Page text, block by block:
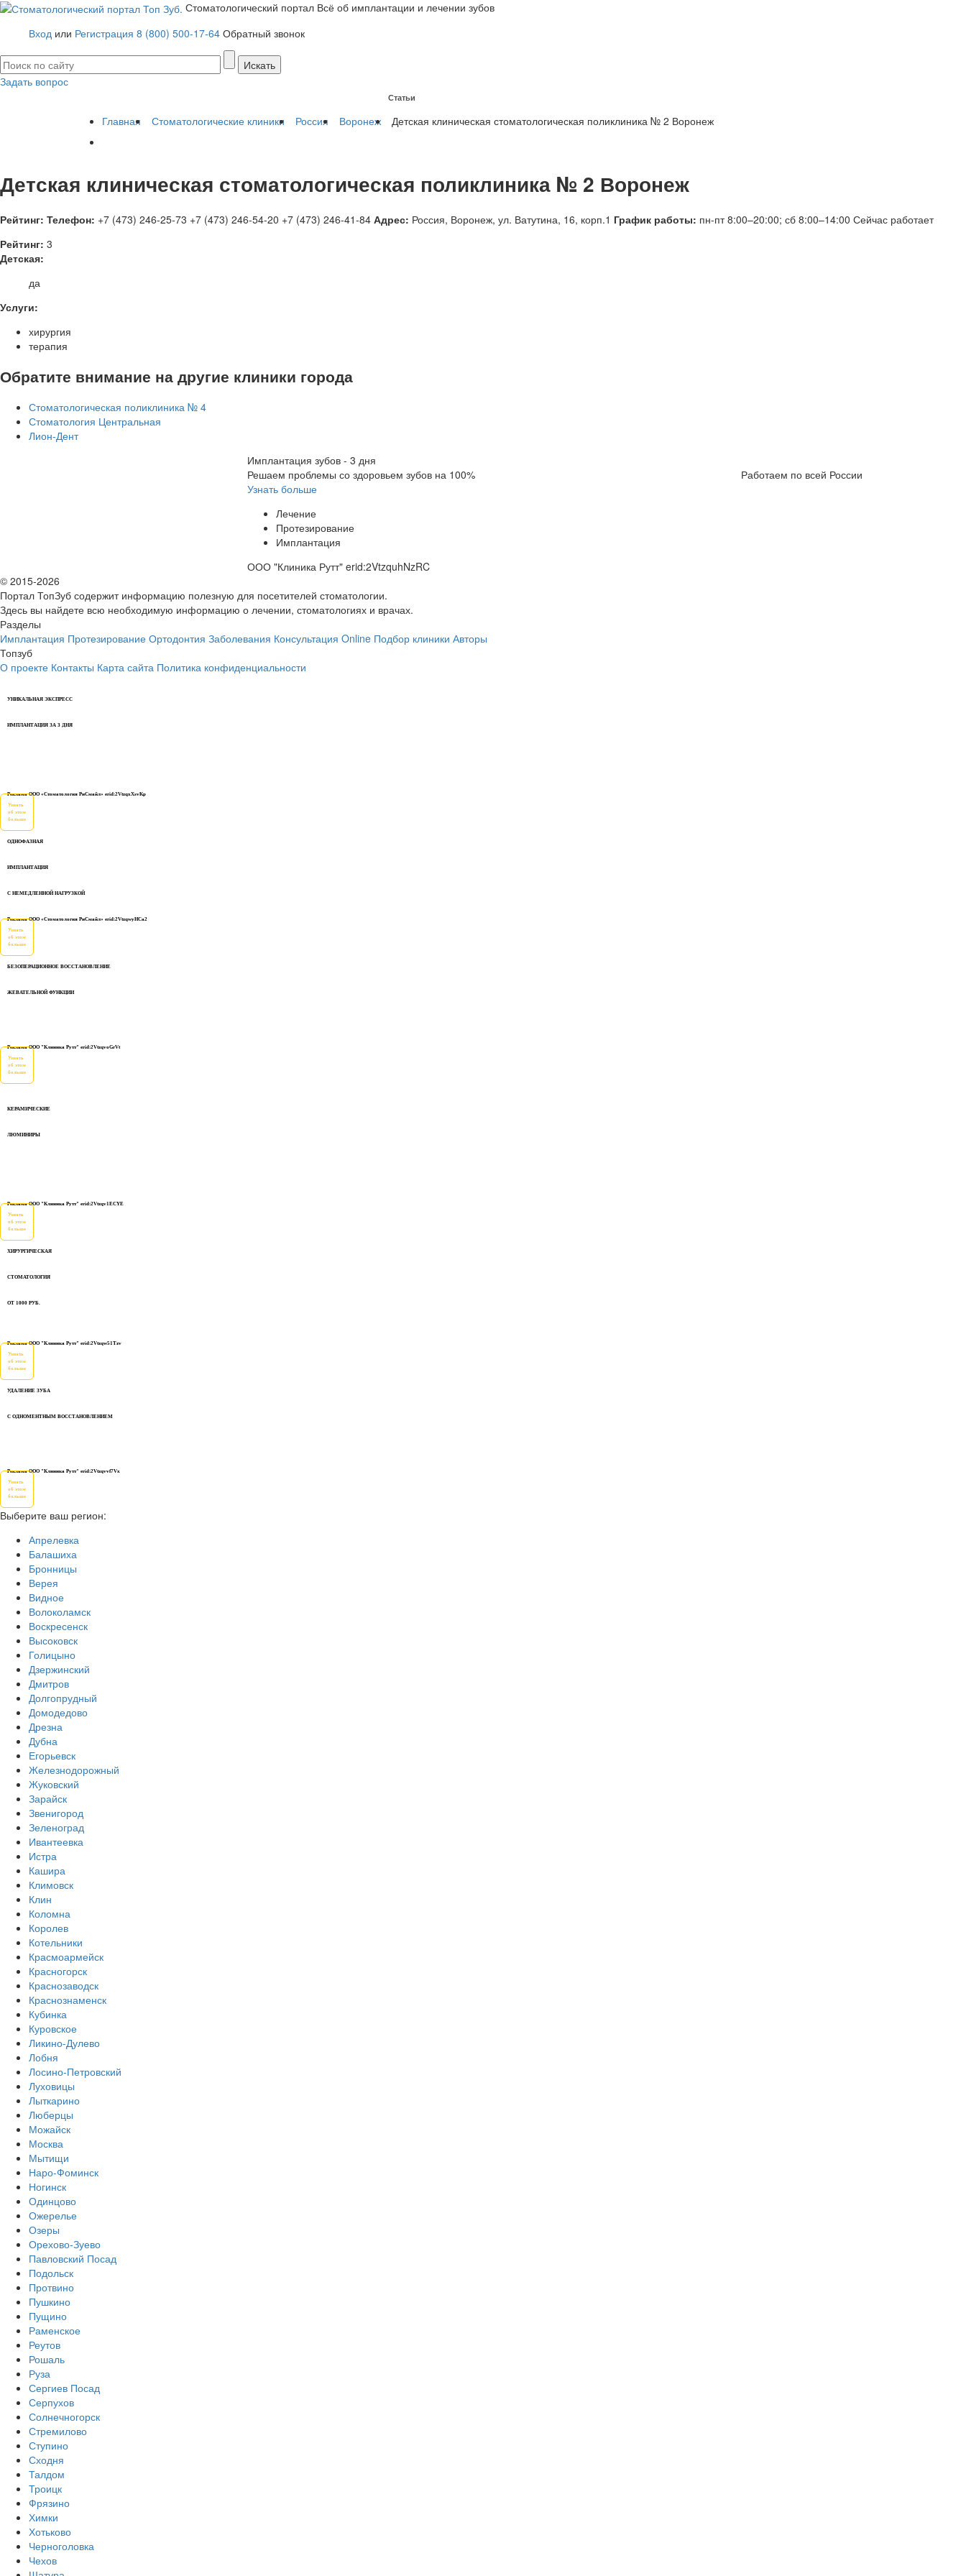
Стоматологический портал Всё об имплантации и лечении зубов
Вход или Регистрация 8 (800) 500-17-64 Обратный звонок
Задать вопрос
Статьи
Главная Стоматологические клиники Россия Воронеж Детская клиническая стоматологическая поликлиника № 2 Воронеж
Детская клиническая стоматологическая поликлиника № 2 Воронеж
Рейтинг: Телефон: +7 (473) 246-25-73 +7 (473) 246-54-20 +7 (473) 246-41-84 Адрес: Россия, Воронеж, ул. Ватутина, 16, корп.1 График работы: пн-пт 8:00–20:00; сб 8:00–14:00 Сейчас работает
Рейтинг: 3
Детская:
да
Услуги:
хирургия
терапия
Обратите внимание на другие клиники города
Стоматологическая поликлиника № 4
Стоматология Центральная
Лион-Дент
Имплантация зубов - 3 дня
Решаем проблемы со здоровьем зубов на 100%
Узнать больше
Лечение
Протезирование
Имплантация
ООО "Клиника Рутт" erid:2VtzquhNzRC
Работаем по всей России
© 2015-2026
Портал ТопЗуб содержит информацию полезную для посетителей стоматологии.
Здесь вы найдете всю необходимую информацию о лечении, стоматологиях и врачах.
Разделы
Имплантация Протезирование Ортодонтия Заболевания Консультация Online Подбор клиники Авторы
Топзуб
О проекте Контакты Карта сайта Политика конфиденциальности
УНИКАЛЬНАЯ ЭКСПРЕСС
ИМПЛАНТАЦИЯ ЗА 3 ДНЯ
Реклама ООО «Стоматология РиСмайл» erid:2VtzqxXsvKp
Узнать
об этом
больше
ОДНОФАЗНАЯ
ИМПЛАНТАЦИЯ
С НЕМЕДЛЕННОЙ НАГРУЗКОЙ
Реклама ООО «Стоматология РиСмайл» erid:2VtzqwyHCa2
Узнать
об этом
больше
БЕЗОПЕРАЦИОННОЕ ВОССТАНОВЛЕНИЕ
ЖЕВАТЕЛЬНОЙ ФУНКЦИИ
Реклама ООО "Клиника Рутт" erid:2VtzqvoGrVt
Узнать
об этом
больше
КЕРАМИЧЕСКИЕ
ЛЮМИНИРЫ
Реклама ООО "Клиника Рутт" erid:2Vtzqv1ECYE
Узнать
об этом
больше
ХИРУРГИЧЕСКАЯ
СТОМАТОЛОГИЯ
ОТ 1000 РУБ.
Реклама ООО "Клиника Рутт" erid:2Vtzqw51Tzv
Узнать
об этом
больше
УДАЛЕНИЕ ЗУБА
С ОДНОМЕНТНЫМ ВОССТАНОВЛЕНИЕМ
Реклама ООО "Клиника Рутт" erid:2Vtzqvvf7Vx
Узнать
об этом
больше
Выберите ваш регион:
Апрелевка
Балашиха
Бронницы
Верея
Видное
Волоколамск
Воскресенск
Высоковск
Голицыно
Дзержинский
Дмитров
Долгопрудный
Домодедово
Дрезна
Дубна
Егорьевск
Железнодорожный
Жуковский
Зарайск
Звенигород
Зеленоград
Ивантеевка
Истра
Кашира
Климовск
Клин
Коломна
Королев
Котельники
Красмоармейск
Красногорск
Краснозаводск
Краснознаменск
Кубинка
Куровское
Ликино-Дулево
Лобня
Лосино-Петровский
Луховицы
Лыткарино
Люберцы
Можайск
Москва
Мытищи
Наро-Фоминск
Ногинск
Одинцово
Ожерелье
Озеры
Орехово-Зуево
Павловский Посад
Подольск
Протвино
Пушкино
Пущино
Раменское
Реутов
Рошаль
Руза
Сергиев Посад
Серпухов
Солнечногорск
Стремилово
Ступино
Сходня
Талдом
Троицк
Фрязино
Химки
Хотьково
Черноголовка
Чехов